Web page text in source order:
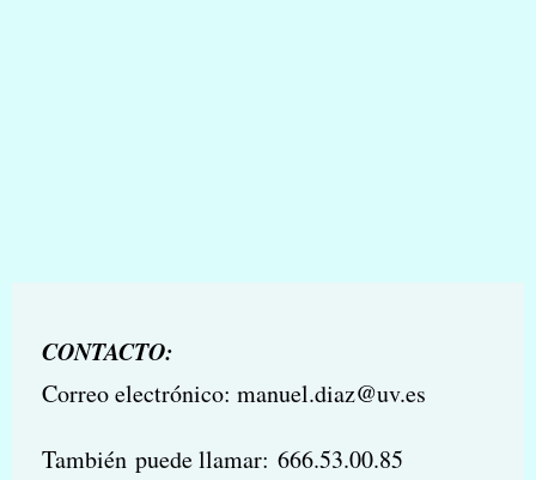
CONTACTO:
Correo electrónico: manuel.diaz@uv.es
También puede llamar: 666.53.00.85